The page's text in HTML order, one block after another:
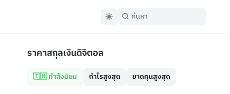
ราคาสกุลเงินดิจิตอล
🇹🇭 กำลังนิยม กำไรสูงสุด ขาดทุนสูงสุด